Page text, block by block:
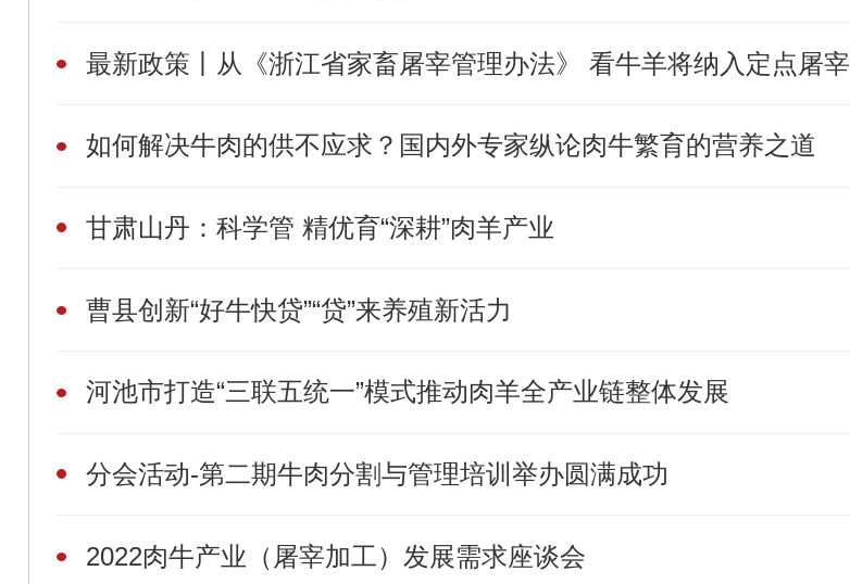
最新政策丨从《浙江省家畜屠宰管理办法》 看牛羊将纳入定点屠宰
如何解决牛肉的供不应求？国内外专家纵论肉牛繁育的营养之道
甘肃山丹：科学管 精优育“深耕”肉羊产业
曹县创新“好牛快贷”“贷”来养殖新活力
河池市打造“三联五统一”模式推动肉羊全产业链整体发展
分会活动-第二期牛肉分割与管理培训举办圆满成功
2022肉牛产业（屠宰加工）发展需求座谈会